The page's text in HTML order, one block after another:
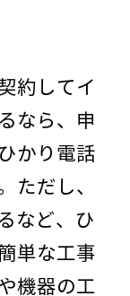
約してイ
なら、申
かり電話
ただし、
など、ひ
単な工事
機器の工